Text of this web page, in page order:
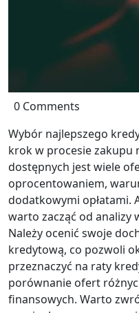
0 Comments
Wybór najlepszego
krok w procesie zakupu
dostępnych jest wiele
oprocentowaniem,
dodatkowymi opłatami.
warto zacząć od analizy
Należy ocenić swoje
kredytową, co pozwoli
przeznaczyć na raty
porównanie ofert
finansowych. Warto